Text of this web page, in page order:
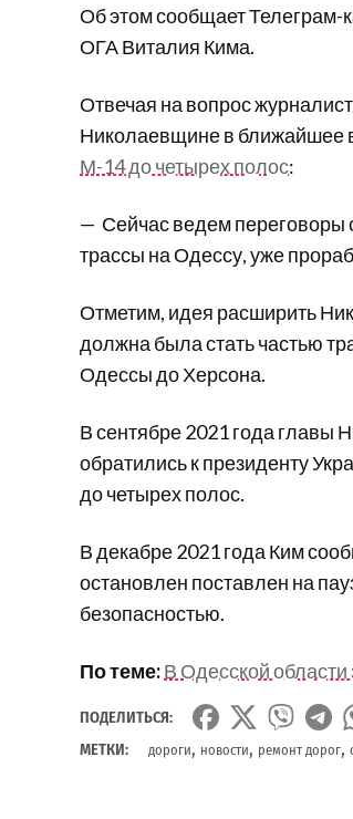
Об этом сообщает Телеграм-
ОГА Виталия Кима.
Отвечая на вопрос
Николаевщине в ближайшее
М-14 до четырех полос:
— Сейчас ведем переговоры
трассы на Одессу, уже
Отметим, идея расширить
должна была стать частью
Одессы до Херсона.
В сентябре 2021 года главы
обратились к президенту
до четырех полос.
Вдекабре 2021 года Ким
остановлен поставлен на
безопасностью.
По теме:В Одесской области
ПОДЕЛИТЬСЯ:
МЕТКИ:
дороги, новости, ремонт дорог,